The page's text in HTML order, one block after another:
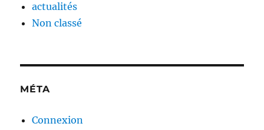
actualités
Non classé
MÉTA
Connexion